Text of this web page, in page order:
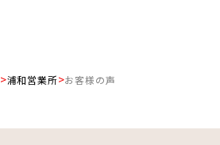
浦和営業所 お客様の声